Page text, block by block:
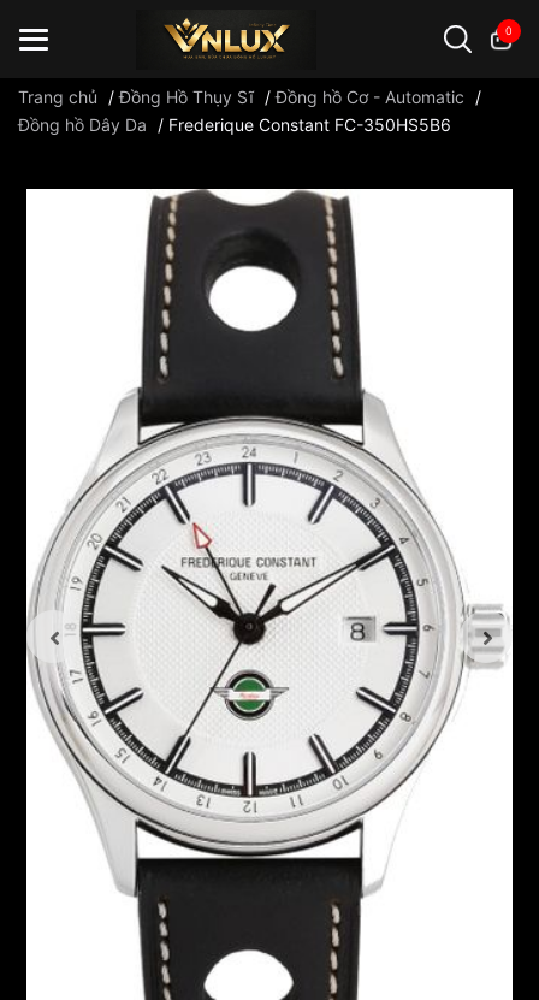
0
Trang chủ /Đồng Hồ Thụy Sĩ /Đồng hồ Cơ - Automatic
/
Đồng hồ Dây Da
/ Frederique Constant FC-350HS5B6